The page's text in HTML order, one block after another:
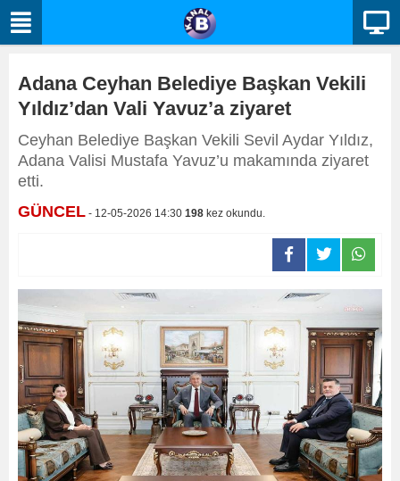
Adana Ceyhan Belediye Başkan Vekili
Yıldız’dan Vali Yavuz’a ziyaret
Ceyhan Belediye Başkan Vekili Sevil Aydar Yıldız,
Adana Valisi Mustafa Yavuz’u makamında ziyaret
etti.
GÜNCEL - 12-05-2026 14:30 198 kez okundu.